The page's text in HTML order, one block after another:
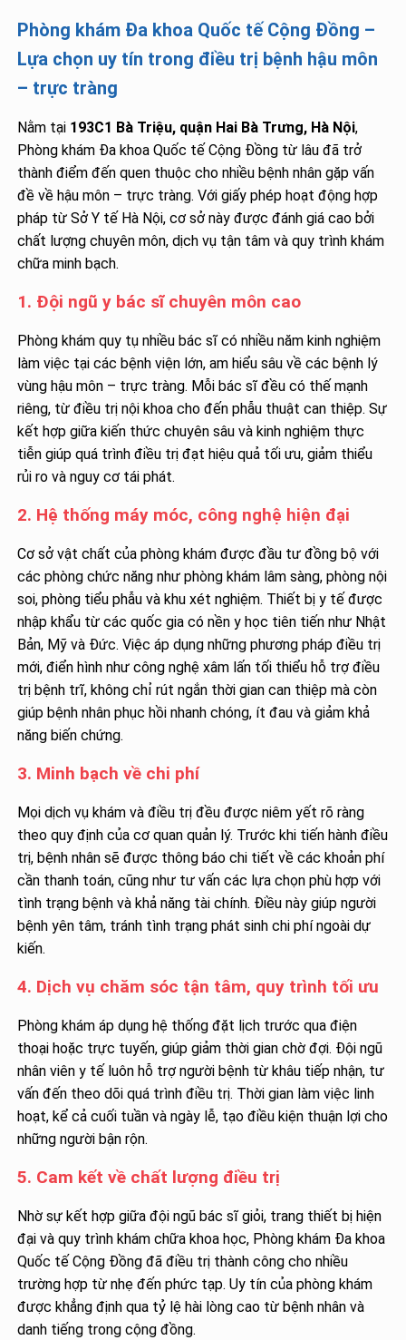
Phòng khám Đa khoa Quốc tế Cộng Đồng –
Lựa chọn uy tín trong điều trị bệnh hậu môn
– trực tràng
Nằm tại 193C1 Bà Triệu, quận Hai Bà Trưng, Hà Nội,
Phòng khám Đa khoa Quốc tế Cộng Đồng từ lâu đã trở
thành điểm đến quen thuộc cho nhiều bệnh nhân gặp vấn
đề về hậu môn – trực tràng. Với giấy phép hoạt động hợp
pháp từ Sở Y tế Hà Nội, cơ sở này được đánh giá cao bởi
chất lượng chuyên môn, dịch vụ tận tâm và quy trình khám
chữa minh bạch.
1. Đội ngũ y bác sĩ chuyên môn cao
Phòng khám quy tụ nhiều bác sĩ có nhiều năm kinh nghiệm
làm việc tại các bệnh viện lớn, am hiểu sâu về các bệnh lý
vùng hậu môn – trực tràng. Mỗi bác sĩ đều có thế mạnh
riêng, từ điều trị nội khoa cho đến phẫu thuật can thiệp. Sự
kết hợp giữa kiến thức chuyên sâu và kinh nghiệm thực
tiễn giúp quá trình điều trị đạt hiệu quả tối ưu, giảm thiểu
rủi ro và nguy cơ tái phát.
2. Hệ thống máy móc, công nghệ hiện đại
Cơ sở vật chất của phòng khám được đầu tư đồng bộ với
các phòng chức năng như phòng khám lâm sàng, phòng nội
soi, phòng tiểu phẫu và khu xét nghiệm. Thiết bị y tế được
nhập khẩu từ các quốc gia có nền y học tiên tiến như Nhật
Bản, Mỹ và Đức. Việc áp dụng những phương pháp điều trị
mới, điển hình như công nghệ xâm lấn tối thiểu hỗ trợ điều
trị bệnh trĩ, không chỉ rút ngắn thời gian can thiệp mà còn
giúp bệnh nhân phục hồi nhanh chóng, ít đau và giảm khả
năng biến chứng.
3. Minh bạch về chi phí
Mọi dịch vụ khám và điều trị đều được niêm yết rõ ràng
theo quy định của cơ quan quản lý. Trước khi tiến hành điều
trị, bệnh nhân sẽ được thông báo chi tiết về các khoản phí
cần thanh toán, cũng như tư vấn các lựa chọn phù hợp với
tình trạng bệnh và khả năng tài chính. Điều này giúp người
bệnh yên tâm, tránh tình trạng phát sinh chi phí ngoài dự
kiến.
4. Dịch vụ chăm sóc tận tâm, quy trình tối ưu
Phòng khám áp dụng hệ thống đặt lịch trước qua điện
thoại hoặc trực tuyến, giúp giảm thời gian chờ đợi. Đội ngũ
nhân viên y tế luôn hỗ trợ người bệnh từ khâu tiếp nhận, tư
vấn đến theo dõi quá trình điều trị. Thời gian làm việc linh
hoạt, kể cả cuối tuần và ngày lễ, tạo điều kiện thuận lợi cho
những người bận rộn.
5. Cam kết về chất lượng điều trị
Nhờ sự kết hợp giữa đội ngũ bác sĩ giỏi, trang thiết bị hiện
đại và quy trình khám chữa khoa học, Phòng khám Đa khoa
Quốc tế Cộng Đồng đã điều trị thành công cho nhiều
trường hợp từ nhẹ đến phức tạp. Uy tín của phòng khám
được khẳng định qua tỷ lệ hài lòng cao từ bệnh nhân và
danh tiếng trong cộng đồng.